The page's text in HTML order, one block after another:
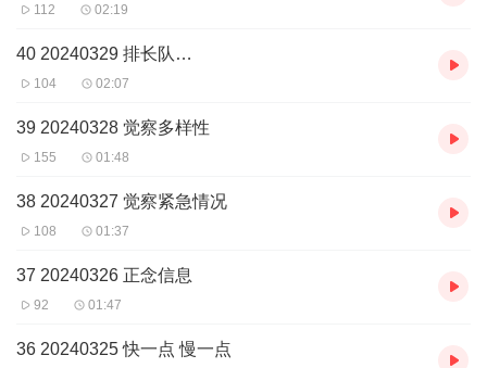
112 02:19
40 20240329 排长队…
104 02:07
39 20240328 觉察多样性
155 01:48
38 20240327 觉察紧急情况
108 01:37
37 20240326 正念信息
92 01:47
36 20240325 快一点 慢一点